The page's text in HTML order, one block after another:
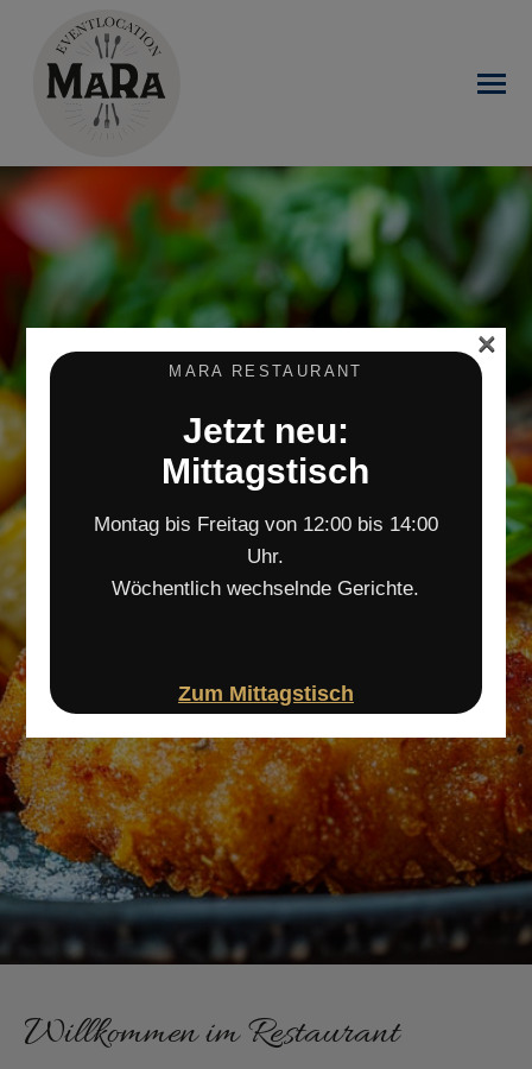
MaRa Restaurant
Willkommen im Restaurant
MARA RESTAURANT
Jetzt neu:
Mittagstisch
Montag bis Freitag von 12:00 bis 14:00
Uhr.
Wöchentlich wechselnde Gerichte.
Zum Mittagstisch
×